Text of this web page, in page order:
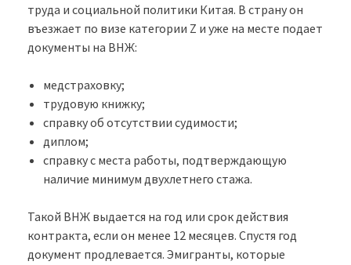
труда и социальной политики Китая. В страну он
въезжает по визе категории Z и уже на месте подает
документы на ВНЖ:
медстраховку;
трудовую книжку;
справку об отсутствии судимости;
диплом;
справку с места работы, подтверждающую
наличие минимум двухлетнего стажа.
Такой ВНЖ выдается на год или срок действия
контракта, если он менее 12 месяцев. Спустя год
документ продлевается. Эмигранты, которые